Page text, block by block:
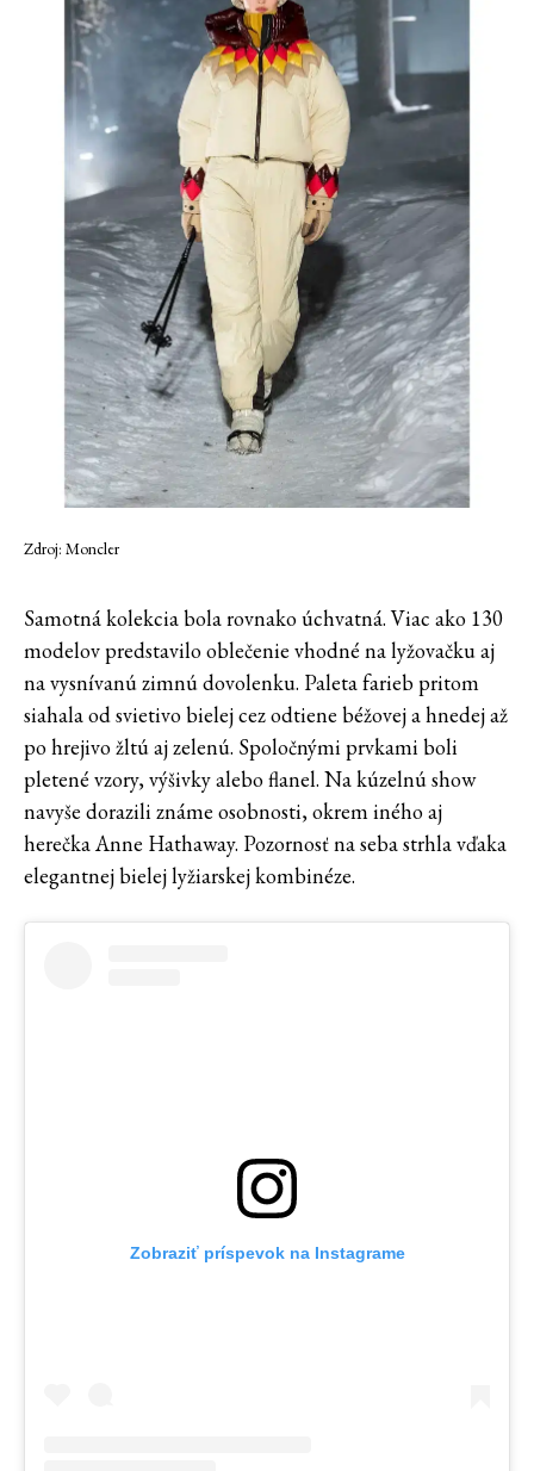
Zdroj: Moncler
Samotná kolekcia bola rovnako úchvatná. Viac ako 130
modelov predstavilo oblečenie vhodné na lyžovačku aj
na vysnívanú zimnú dovolenku. Paleta farieb pritom
siahala od svietivo bielej cez odtiene béžovej a hnedej až
po hrejivo žltú aj zelenú. Spoločnými prvkami boli
pletené vzory, výšivky alebo flanel. Na kúzelnú show
navyše dorazili známe osobnosti, okrem iného aj
herečka Anne Hathaway. Pozornosť na seba strhla vďaka
elegantnej bielej lyžiarskej kombinéze.
Zobraziť príspevok na Instagrame